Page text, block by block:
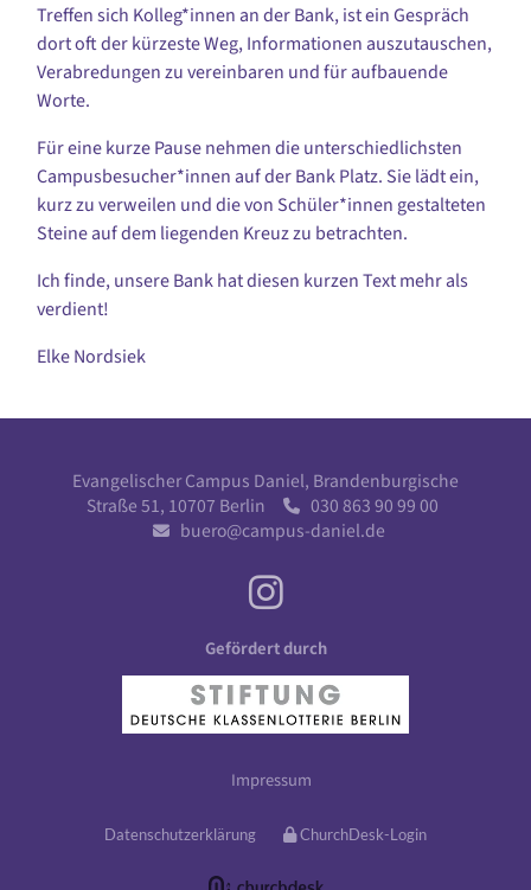
Treffen sich Kolleg*innen an der Bank, ist ein Gespräch
dort oft der kürzeste Weg, Informationen auszutauschen,
Verabredungen zu vereinbaren und für aufbauende
Worte.
Für eine kurze Pause nehmen die unterschiedlichsten
Campusbesucher*innen auf der Bank Platz. Sie lädt ein,
kurz zu verweilen und die von Schüler*innen gestalteten
Steine auf dem liegenden Kreuz zu betrachten.
Ich finde, unsere Bank hat diesen kurzen Text mehr als
verdient!
Elke Nordsiek
Evangelischer Campus Daniel, Brandenburgische
Straße 51, 10707 Berlin
030 863 90 99 00
 buero@campus-daniel.de
Gefördert durch
Impressum
Datenschutzerklärung ChurchDesk-Login